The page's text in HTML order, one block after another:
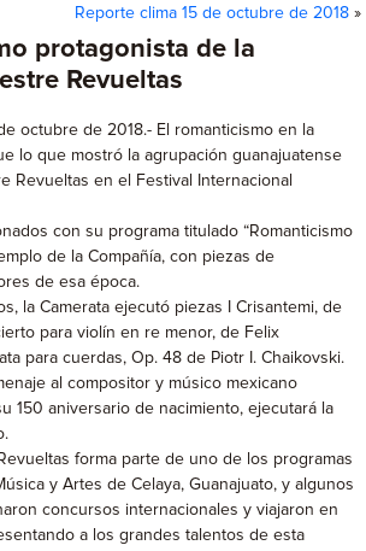
Reporte clima 15 de octubre de 2018»
protagonista de la
Revueltas
octubre de 2018.- El romanticismo en la
lo que mostró la agrupación guanajuatense
Revueltas en el Festival Internacional
con su programa titulado “Romanticismo
de la Compañía, con piezas de
de esa época.
la Camerata ejecutó piezas I Crisantemi, de
para violín en re menor, de Felix
para cuerdas, Op. 48 de Piotr I. Chaikovski.
al compositor y músico mexicano
150 aniversario de nacimiento, ejecutará la
forma parte de uno de los programas
y Artes de Celaya, Guanajuato, y algunos
concursos internacionales y viajaron en
a los grandes talentos de esta